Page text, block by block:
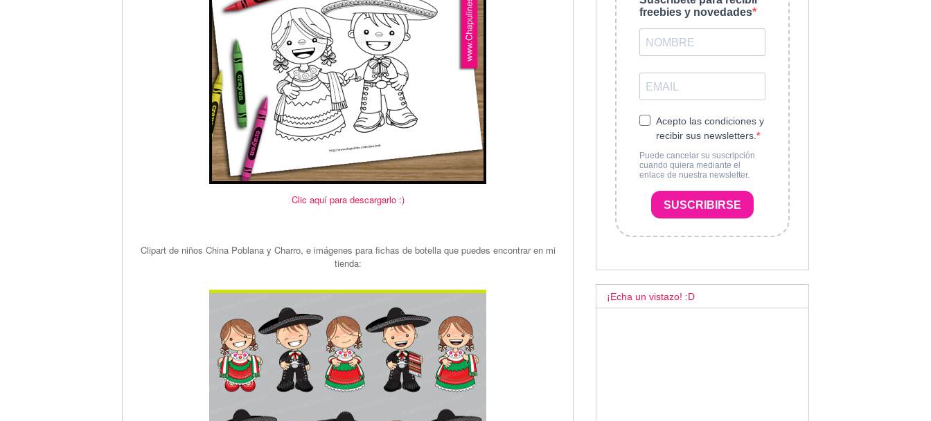
Clic aquí para descargarlo :)
Clipart de niños China Poblana y Charro, e imágenes para fichas de botella que puedes encontrar en mi
tienda:
freebies y novedades
Acepto las condiciones y
recibir sus newsletters.
Puede cancelar su suscripción
cuando quiera mediante el
enlace de nuestra newsletter.
SUSCRIBIRSE
¡Echa un vistazo! :D